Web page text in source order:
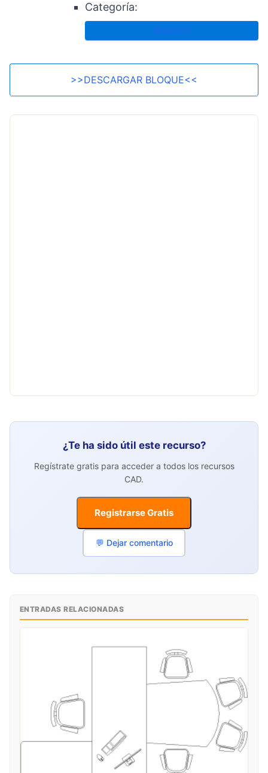
Categoría:
Mobiliario
>>DESCARGAR BLOQUE<<
¿Te ha sido útil este recurso?
Regístrate gratis para acceder a todos los recursos
CAD.
Registrarse Gratis
💬 Dejar comentario
ENTRADAS RELACIONADAS